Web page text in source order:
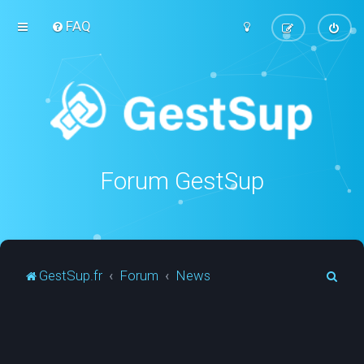
FAQ
Forum GestSup
GestSup.fr Forum News